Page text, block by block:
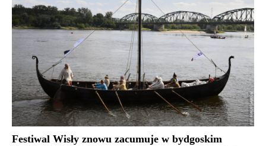
Festiwal Wisły znowu zacumuje w bydgoskim